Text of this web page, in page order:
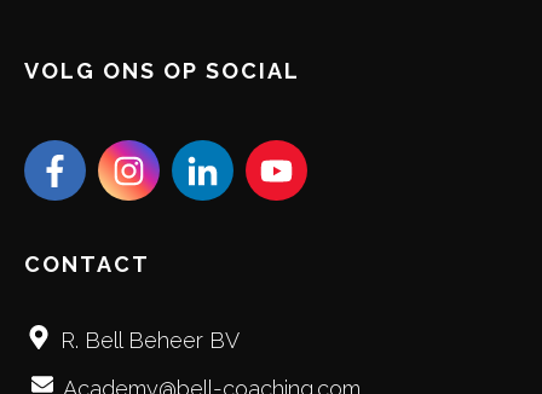
VOLG ONS OP SOCIAL
CONTACT
R. Bell Beheer BV